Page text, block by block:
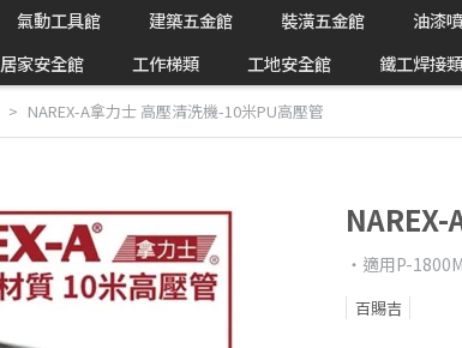
氣動工具館 建築五金館 裝潢五金館 油漆
居家安全館 工作梯類 工地安全館 鐵工焊接類
NAREX-A拿力士 高壓清洗機-10米PU高壓管
‧適用P-
百賜吉